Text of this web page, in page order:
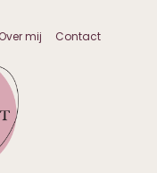
Over mij Contact